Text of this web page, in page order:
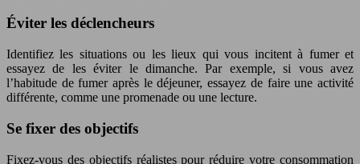
Éviter les déclencheurs
Identifiez les situations ou les lieux qui vous incitent à fumer et
essayez de les éviter le dimanche. Par exemple, si vous avez
l’habitude de fumer après le déjeuner, essayez de faire une activité
différente, comme une promenade ou une lecture.
Se fixer des objectifs
Fixez-vous des objectifs réalistes pour réduire votre consommation